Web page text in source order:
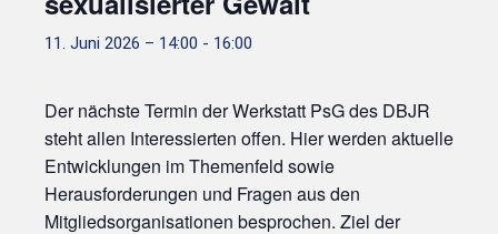
11. Juni 2026 – 14:00 - 16:00
Der nächste Termin der Werkstatt PsG des DBJR
steht allen Interessierten offen. Hier werden aktuelle
Entwicklungen im Themenfeld sowie
Herausforderungen und Fragen aus den
Mitgliedsorganisationen besprochen. Ziel der